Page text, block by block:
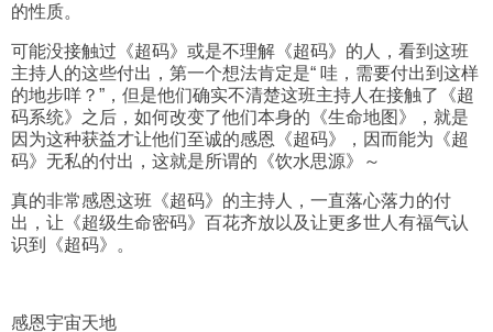
的性质。
可能没接触过《超码》或是不理解《超码》的人，看到这班
主持人的这些付出，第一个想法肯定是“ 哇，需要付出到这样
的地步咩？”，但是他们确实不清楚这班主持人在接触了《超
码系统》之后，如何改变了他们本身的《生命地图》，就是
因为这种获益才让他们至诚的感恩《超码》，因而能为《超
码》无私的付出，这就是所谓的《饮水思源》～
真的非常感恩这班《超码》的主持人，一直落心落力的付
出，让《超级生命密码》百花齐放以及让更多世人有福气认
识到《超码》。
感恩宇宙天地